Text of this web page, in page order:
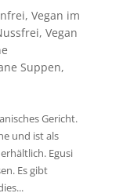
, Vegan im
, Vegan
Suppen,
Gericht.
und ist als
Egusi
Es gibt